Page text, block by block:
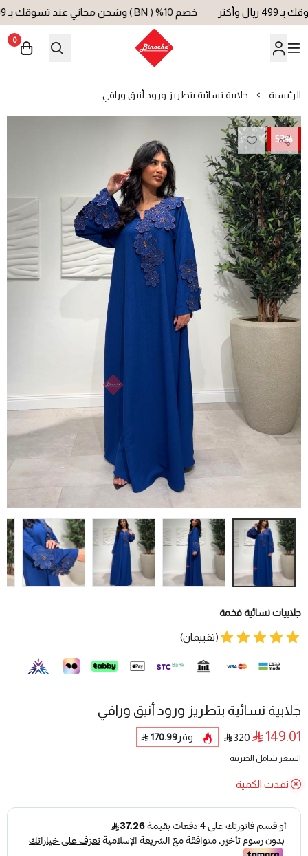
خصم 10% ( BN ) وشحن مجاني عند تسوقك بـ 499 ريال وأكثر
بينوش | Binoche
0
الرئيسية جلابية نسائية بتطريز ورود أنيق وراقي
53%
جلابية نسائية بتطريز ورود أنيق وراقي
جلابيات نسائية فخمة
(تقييمان)
149.01
320 وفر170.99
السعر شامل الضريبة
نفدت الكمية